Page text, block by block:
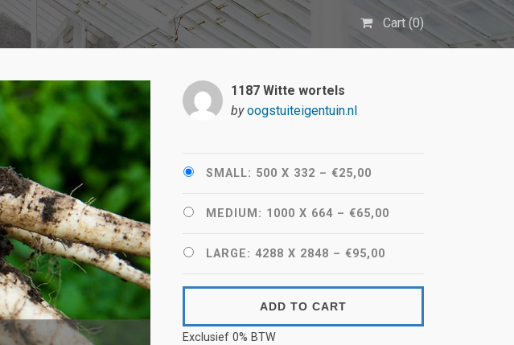
Cart (0)
1187 Witte wortels
by oogstuiteigentuin.nl
SMALL: 500 X 332 – €25,00
MEDIUM: 1000 X 664 – €65,00
LARGE: 4288 X 2848 – €95,00
ADD TO CART
Exclusief 0% BTW